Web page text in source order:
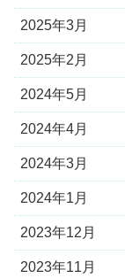
2025年3月
2025年2月
2024年5月
2024年4月
2024年3月
2024年1月
2023年12月
2023年11月